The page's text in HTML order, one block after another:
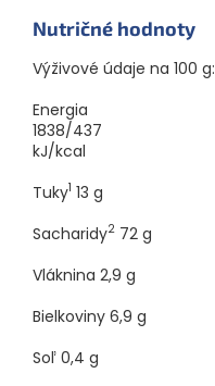
Nutričné hodnoty
Výživové údaje na 100 g:
Energia
1838/437
kJ/kcal
Tuky1 13 g
Sacharidy2 72 g
Vláknina 2,9 g
Bielkoviny 6,9 g
Soľ 0,4 g